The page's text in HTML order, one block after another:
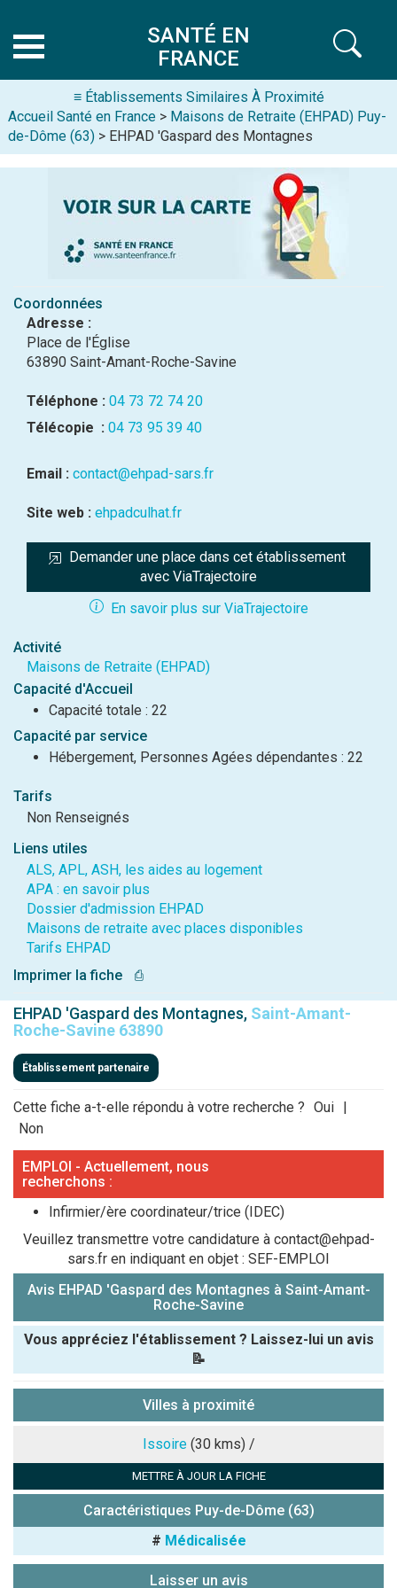
SANTÉ EN
FRANCE
≡ Établissements Similaires À Proximité
Accueil Santé en France > Maisons de Retraite (EHPAD) Puy-
de-Dôme (63) > EHPAD 'Gaspard des Montagnes
Coordonnées
Adresse :
Place de l'Église
63890 Saint-Amant-Roche-Savine
Téléphone : 04 73 72 74 20
Télécopie : 04 73 95 39 40
Email : contact@ehpad-sars.fr
Site web : ehpadculhat.fr
Demander une place dans cet établissement
avec ViaTrajectoire
En savoir plus sur ViaTrajectoire
Activité
Maisons de Retraite (EHPAD)
Capacité d'Accueil
Capacité totale : 22
Capacité par service
Hébergement, Personnes Agées dépendantes : 22
Tarifs
Non Renseignés
Liens utiles
ALS, APL, ASH, les aides au logement
APA : en savoir plus
Dossier d'admission EHPAD
Maisons de retraite avec places disponibles
Tarifs EHPAD
Imprimer la fiche
⎙
EHPAD 'Gaspard des Montagnes, Saint-Amant-
Roche-Savine 63890
Établissement partenaire
Cette fiche a-t-elle répondu à votre recherche ? Oui |
Non
EMPLOI - Actuellement, nous
recherchons :
Infirmier/ère coordinateur/trice (IDEC)
Veuillez transmettre votre candidature à contact@ehpad-
sars.fr en indiquant en objet : SEF-EMPLOI
Avis EHPAD 'Gaspard des Montagnes à Saint-Amant-
Roche-Savine
Vous appréciez l'établissement ? Laissez-lui un avis
📝
Note que vous souhaitez attribuer :
Combien font
7x4 (en
Villes à proximité
Issoire(30 kms) /
METTRE À JOUR LA FICHE
Caractéristiques Puy-de-Dôme (63)
# Médicalisée
Laisser un avis